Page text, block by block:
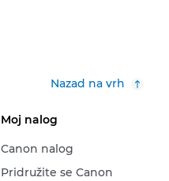
Nazad na vrh
Moj nalog
Canon nalog
Pridružite se Canon